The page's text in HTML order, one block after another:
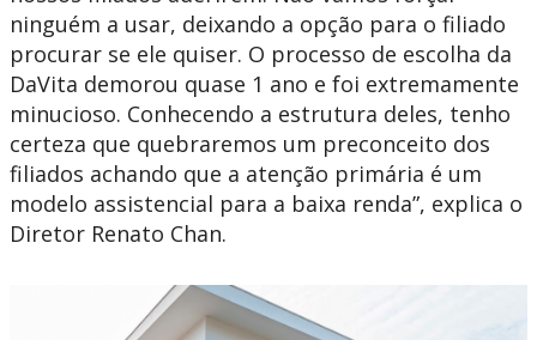
ninguém a usar, deixando a opção para o filiado
procurar se ele quiser. O processo de escolha da
DaVita demorou quase 1 ano e foi extremamente
minucioso. Conhecendo a estrutura deles, tenho
certeza que quebraremos um preconceito dos
filiados achando que a atenção primária é um
modelo assistencial para a baixa renda”, explica o
Diretor Renato Chan.